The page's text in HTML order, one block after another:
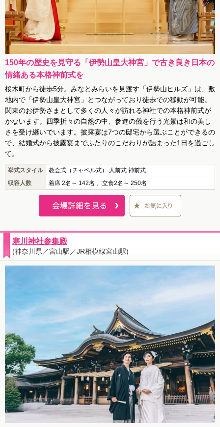
150年の歴史を見守る「伊勢山皇大神宮」で古き良き日本の
情緒ある本格神前式を
桜木町から徒歩5分。みなとみらいを見渡す「伊勢山ヒルズ」は、敷
地内で「伊勢山皇大神宮」とつながっており徒歩での移動が可能。
関東のお伊勢さまとして多くの人々が訪れる神社での本格神前式が
かないます。四季折々の自然の中、参進の儀を行う光景は和の美し
さを受け継いでいます。披露宴は7つの邸宅から選ぶことができるの
で、結婚式から披露宴までふたりのこだわりが詰まった1日を過ごし
て。
挙式スタイル
教会式（チャペル式） 人前式 神前式
収容人数
着席 2名～ 142名 、立食2名～ 250名
寒川神社参集殿
(神奈川県／宮山駅／JR相模線宮山駅)